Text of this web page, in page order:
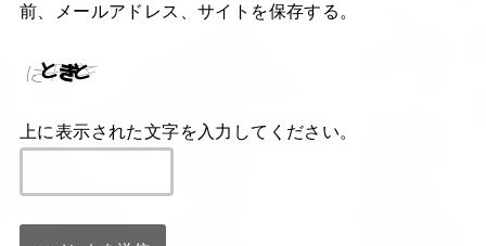
前、メールアドレス、サイトを保存する。
上に表示された文字を入力してください。